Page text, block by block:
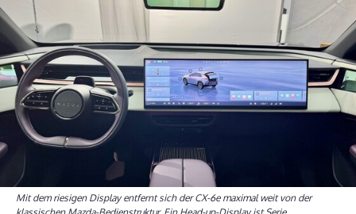
Mit dem riesigen Display entfernt sich der CX-6e maximal weit von der